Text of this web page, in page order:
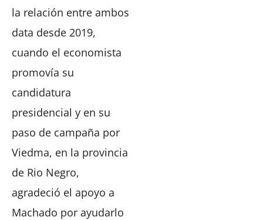
la relación entre ambos
data desde 2019,
cuando el economista
promovía su
candidatura
presidencial y en su
paso de campaña por
Viedma, en la provincia
de Rio Negro,
agradeció el apoyo a
Machado por ayudarlo